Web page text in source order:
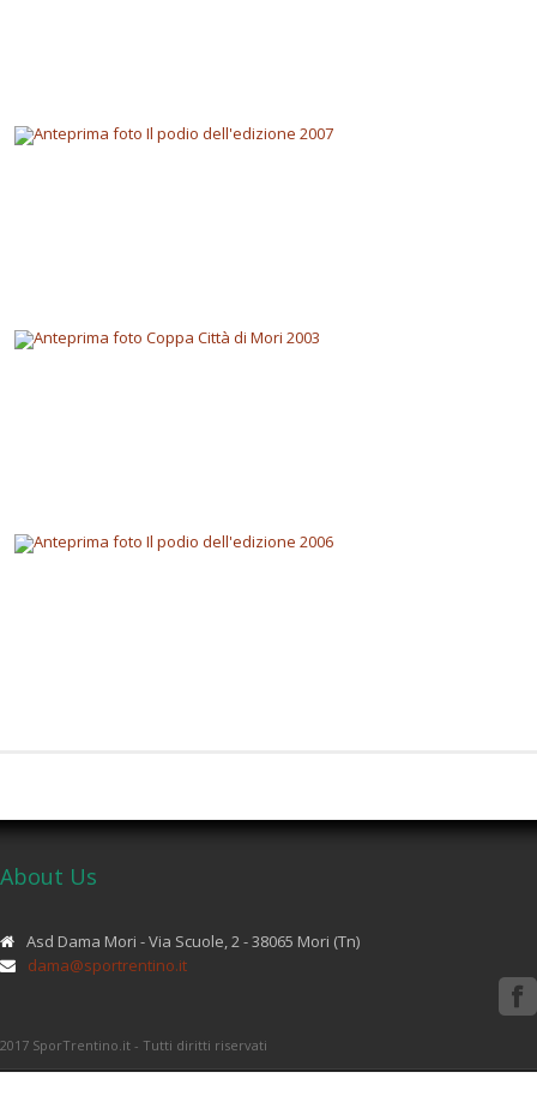
About Us
Asd Dama Mori - Via Scuole, 2 - 38065 Mori (Tn)
dama@sportrentino.it
SporTrentino.it - Tutti diritti riservati